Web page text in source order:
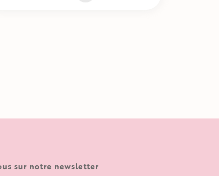
sur notre newsletter